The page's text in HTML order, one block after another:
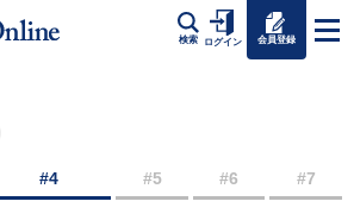
検索 ログイン 会員登録
#4 #5 #6 #7